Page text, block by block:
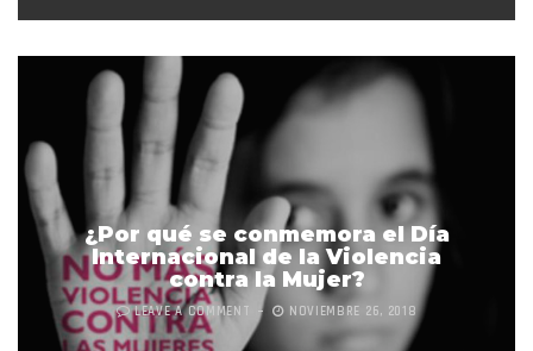
¿Por qué se conmemora el Día
Internacional de la Violencia
contra la Mujer?
LEAVE A COMMENT NOVIEMBRE 26, 2018